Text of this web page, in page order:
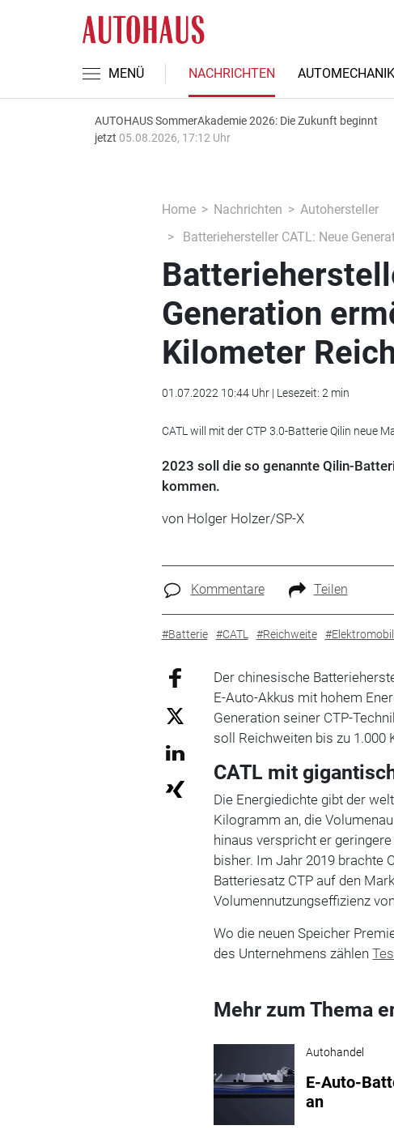
MENÜ NACHRICHTEN
AUTOHAUS SommerAkademie 2026: Die Zukunft beginnt
jetzt 05.08.2026, 17:12 Uhr
Home Nachrichten
Autohersteller
Batteriehersteller CATL: Neue
Generation
Kilometer
01.07.2022 10:44 Uhr | Lesezeit: 2 min
CATL will mit der CTP 3.0-Batterie Qilin neue
2023 soll die so genannte Qilin-
kommen.
von Holger Holzer/SP-X
Kommentare Teilen
#Batterie #CATL #Reichweite
Der chinesische
E-Auto-Akkus mit hohem
Generation seiner CTP-
soll Reichweiten bis zu 1.000
CATL mit
Die Energiedichte gibt der
Kilogramm an, die
hinaus verspricht er
bisher. Im Jahr 2019 brachte
Batteriesatz CTP auf den
Volumennutzungseffizienz
Wo die neuen Speicher
des Unternehmens zählen
Mehr zum Thema
Autohandel
E-Auto-
an